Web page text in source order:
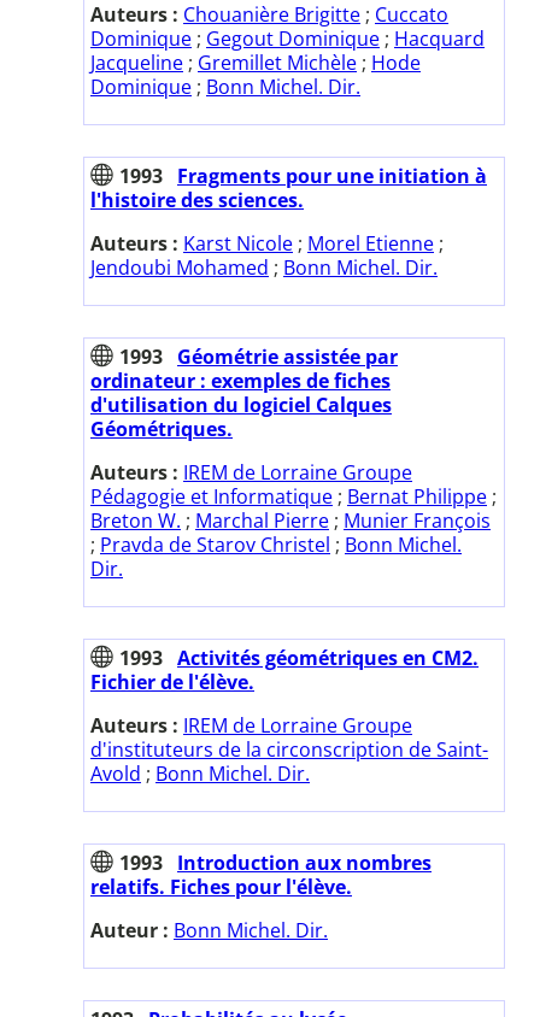
Auteurs : Chouanière Brigitte ; Cuccato
Dominique ; Gegout Dominique ; Hacquard
Jacqueline ; Gremillet Michèle ; Hode
Dominique ; Bonn Michel. Dir.
1993 Fragments pour une initiation à
l'histoire des sciences.
Auteurs : Karst Nicole ; Morel Etienne ;
Jendoubi Mohamed ; Bonn Michel. Dir.
1993 Géométrie assistée par
ordinateur : exemples de fiches
d'utilisation du logiciel Calques
Géométriques.
Auteurs : IREM de Lorraine Groupe
Pédagogie et Informatique ; Bernat Philippe ;
Breton W. ; Marchal Pierre ; Munier François
; Pravda de Starov Christel ; Bonn Michel.
Dir.
1993 Activités géométriques en CM2.
Fichier de l'élève.
Auteurs : IREM de Lorraine Groupe
d'instituteurs de la circonscription de Saint-
Avold ; Bonn Michel. Dir.
1993 Introduction aux nombres
relatifs. Fiches pour l'élève.
Auteur : Bonn Michel. Dir.